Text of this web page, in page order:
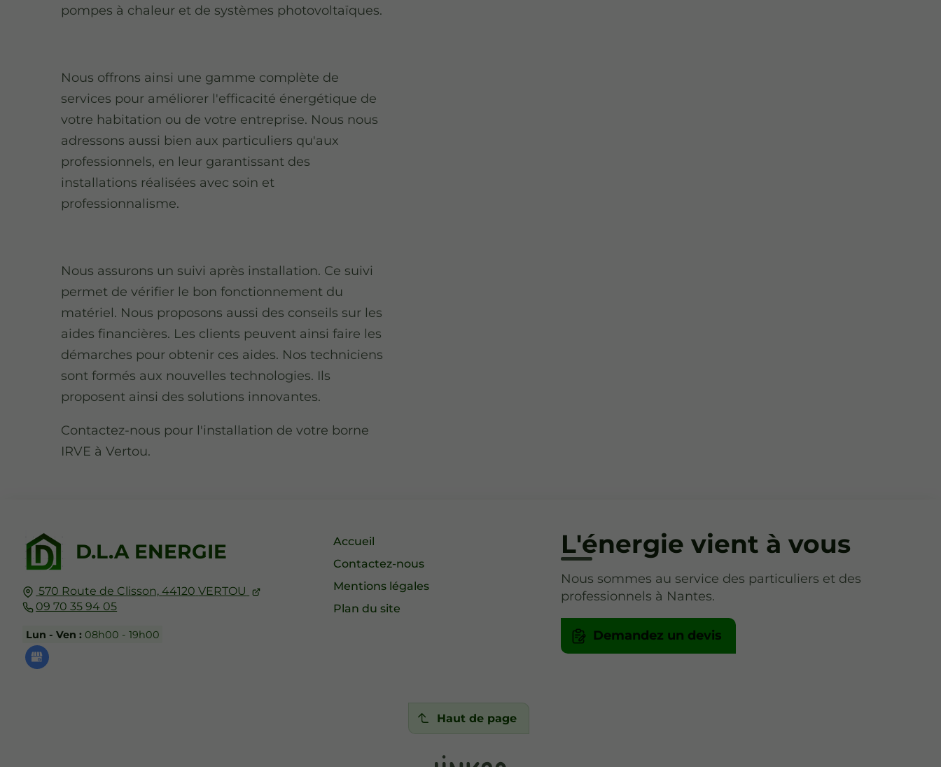
pompes à chaleur et de systèmes photovoltaïques.
Nous offrons ainsi une gamme complète de
services pour améliorer l'efficacité énergétique de
votre habitation ou de votre entreprise. Nous nous
adressons aussi bien aux particuliers qu'aux
professionnels, en leur garantissant des
installations réalisées avec soin et
professionnalisme.
Nous assurons un suivi après installation. Ce suivi
permet de vérifier le bon fonctionnement du
matériel. Nous proposons aussi des conseils sur les
aides financières. Les clients peuvent ainsi faire les
démarches pour obtenir ces aides. Nos techniciens
sont formés aux nouvelles technologies. Ils
proposent ainsi des solutions innovantes.
Contactez-nous pour l'installation de votre borne
IRVE à Vertou.
D.L.A ENERGIE
570 Route de Clisson, 44120 VERTOU
09 70 35 94 05
Lun - Ven : 08h00 - 19h00
Accueil
Contactez-nous
Mentions légales
Plan du site
L'énergie vient à vous
Nous sommes au service des particuliers et des
professionnels à Nantes.
Demandez un devis
Haut de page